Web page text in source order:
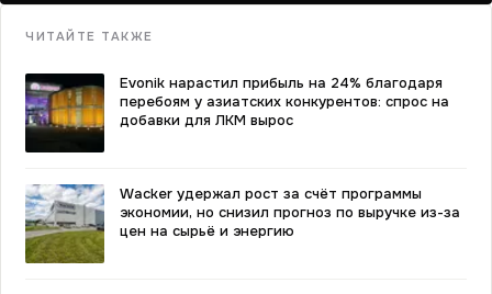
ЧИТАЙТЕ ТАКЖЕ
Evonik нарастил прибыль на 24% благодаря
перебоям у азиатских конкурентов: спрос на
добавки для ЛКМ вырос
Wacker удержал рост за счёт программы
экономии, но снизил прогноз по выручке из-за
цен на сырьё и энергию